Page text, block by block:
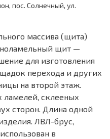
пос. Солнечный, ул.
массива (щита)
щит —
для изготовления
перехода и других
на второй этаж.
ламелей, склееных
сторон. Длина одной
ЛВЛ-брус,
в